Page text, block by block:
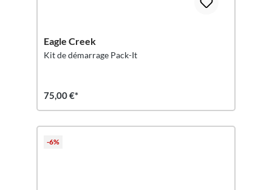
Eagle Creek
Kit de démarrage Pack-It
75,00 €*
-6%